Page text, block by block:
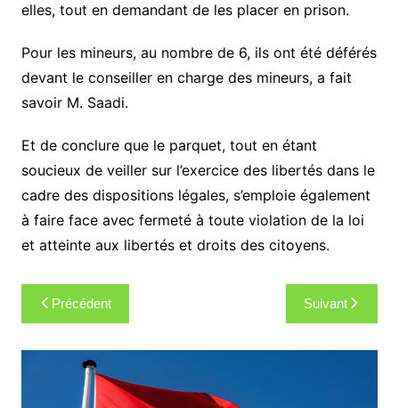
elles, tout en demandant de les placer en prison.
Pour les mineurs, au nombre de 6, ils ont été déférés
devant le conseiller en charge des mineurs, a fait
savoir M. Saadi.
Et de conclure que le parquet, tout en étant
soucieux de veiller sur l’exercice des libertés dans le
cadre des dispositions légales, s’emploie également
à faire face avec fermeté à toute violation de la loi
et atteinte aux libertés et droits des citoyens.
Navigation
de
l’article
Précédent Suivant